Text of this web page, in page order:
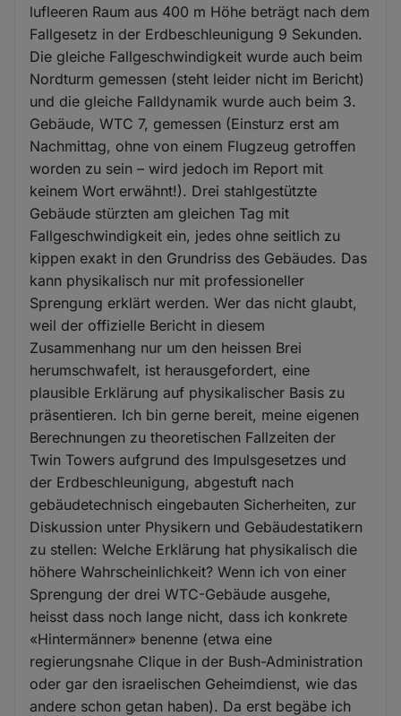
lufleeren Raum aus 400 m Höhe beträgt nach dem
Fallgesetz in der Erdbeschleunigung 9 Sekunden.
Die gleiche Fallgeschwindigkeit wurde auch beim
Nordturm gemessen (steht leider nicht im Bericht)
und die gleiche Falldynamik wurde auch beim 3.
Gebäude, WTC 7, gemessen (Einsturz erst am
Nachmittag, ohne von einem Flugzeug getroffen
worden zu sein – wird jedoch im Report mit
keinem Wort erwähnt!). Drei stahlgestützte
Gebäude stürzten am gleichen Tag mit
Fallgeschwindigkeit ein, jedes ohne seitlich zu
kippen exakt in den Grundriss des Gebäudes. Das
kann physikalisch nur mit professioneller
Sprengung erklärt werden. Wer das nicht glaubt,
weil der offizielle Bericht in diesem
Zusammenhang nur um den heissen Brei
herumschwafelt, ist herausgefordert, eine
plausible Erklärung auf physikalischer Basis zu
präsentieren. Ich bin gerne bereit, meine eigenen
Berechnungen zu theoretischen Fallzeiten der
Twin Towers aufgrund des Impulsgesetzes und
der Erdbeschleunigung, abgestuft nach
gebäudetechnisch eingebauten Sicherheiten, zur
Diskussion unter Physikern und Gebäudestatikern
zu stellen: Welche Erklärung hat physikalisch die
höhere Wahrscheinlichkeit? Wenn ich von einer
Sprengung der drei WTC-Gebäude ausgehe,
heisst dass noch lange nicht, dass ich konkrete
«Hintermänner» benenne (etwa eine
regierungsnahe Clique in der Bush-Administration
oder gar den israelischen Geheimdienst, wie das
andere schon getan haben). Da erst begäbe ich